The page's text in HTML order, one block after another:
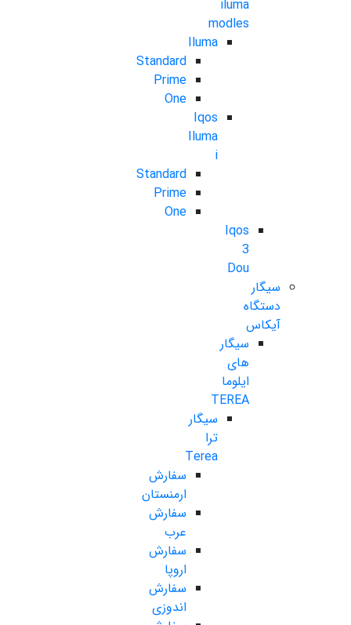
iluma
modles
Iluma
Standard
Prime
One
Iqos
Iluma
i
Standard
Prime
One
Iqos
3
Dou
سیگار
دستگاه
آیکاس
سیگار
های
ایلوما
TEREA
سیگار
ترا
Terea
سفارش
ارمنستان
سفارش
عرب
سفارش
اروپا
سفارش
اندوزی